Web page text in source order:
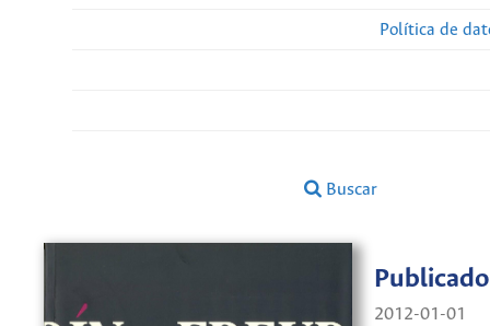
Política de
Buscar
Publicado
2012-01-01